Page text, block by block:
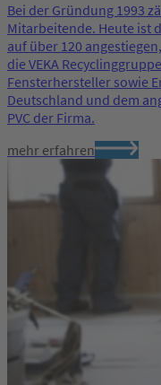
Bei der Gründung 1993
Mitarbeitende. Heute ist
auf über 120
die VEKA
Fensterhersteller sowie
Deutschland und dem
PVC der Firma.
mehr erfahren